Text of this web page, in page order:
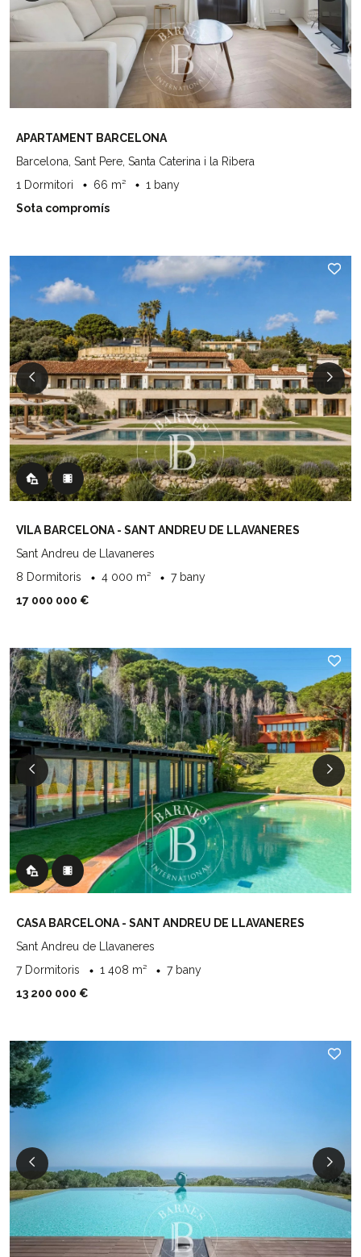
APARTAMENT BARCELONA
Barcelona, Sant Pere, Santa Caterina i la Ribera
1 Dormitori
66 m²
1 bany
Sota compromís
VILA BARCELONA - SANT ANDREU DE LLAVANERES
Sant Andreu de Llavaneres
8 Dormitoris
4 000 m²
7 bany
17 000 000 €
CASA BARCELONA - SANT ANDREU DE LLAVANERES
Sant Andreu de Llavaneres
7 Dormitoris
1 408 m²
7 bany
13 200 000 €